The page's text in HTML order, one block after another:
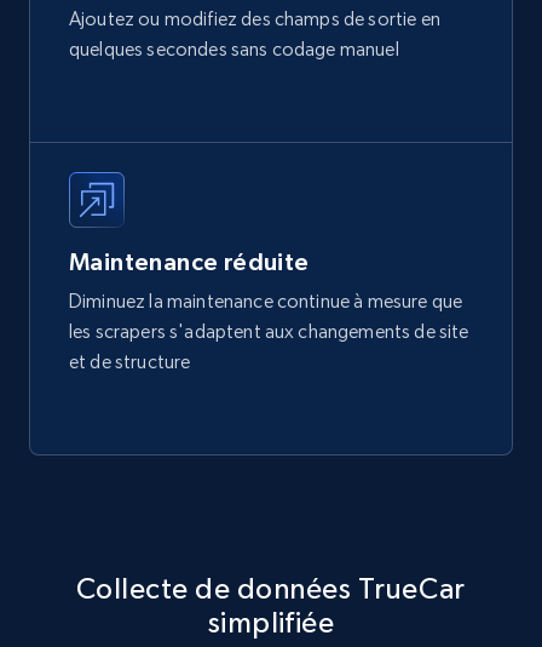
Ajoutez ou modifiez des champs de sortie en
quelques secondes sans codage manuel
Maintenance réduite
Diminuez la maintenance continue à mesure que
les scrapers s'adaptent aux changements de site
et de structure
Collecte de données TrueCar
simplifiée